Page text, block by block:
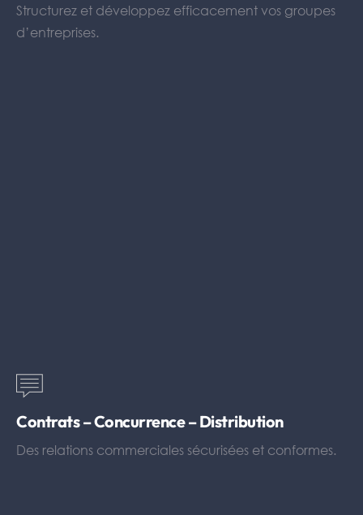
Structurez et développez efficacement vos groupes
d’entreprises.
Contrats – Concurrence – Distribution
Des relations commerciales sécurisées et conformes.